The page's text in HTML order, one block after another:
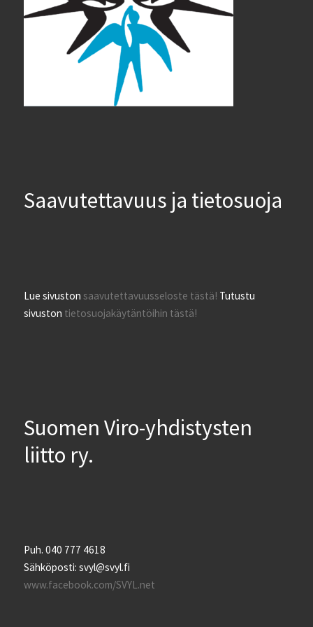
Saavutettavuus ja tietosuoja
Lue sivustonsaavutettavuusseloste tästä! Tutustu
sivuston tietosuojakäytäntöihin tästä!
Suomen Viro-yhdistysten
liitto ry.
Puh. 040 777 4618
Sähköposti: svyl@svyl.fi
www.facebook.com/SVYL.net